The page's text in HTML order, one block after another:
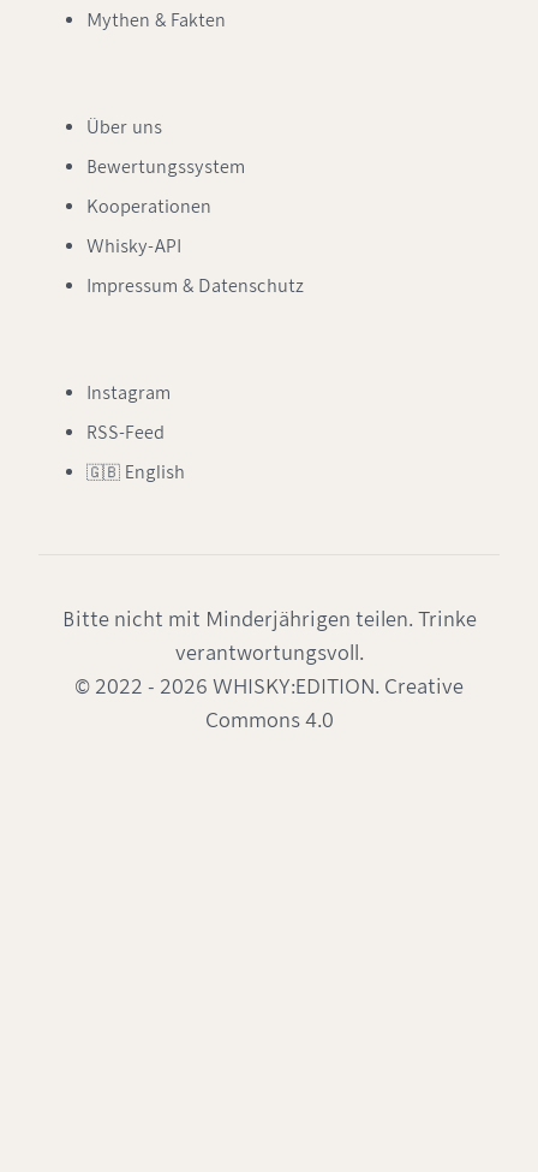
Mythen & Fakten
Über uns
Bewertungssystem
Kooperationen
Whisky-API
Impressum & Datenschutz
Instagram
RSS-Feed
🇬🇧 English
Bitte nicht mit Minderjährigen teilen. Trinke
verantwortungsvoll.
© 2022 - 2026 WHISKY:EDITION. Creative
Commons 4.0